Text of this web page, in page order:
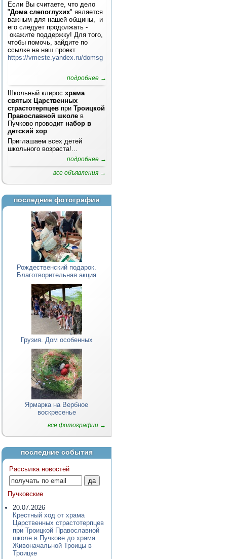
Если Вы считаете, что дело
"Дома слепоглухих" является
важным для нашей общины, и
его следует продолжать -
окажите поддержку! Для того,
чтобы помочь, зайдите по
ссылке на наш проект
https://vmeste.yandex.ru/domsg
подробнее →
Школьный клирос храма
святых Царственных
страстотерпцев при Троицкой
Православной школе в
Пучково проводит набор в
детский хор
Приглашаем всех детей
школьного возраста!...
подробнее →
все объявления →
последние фотографии
Рождественский подарок.
Благотворительная акция
Грузия. Дом особенных
Ярмарка на Вербное
воскресенье
все фотографии →
последние события
Рассылка новостей
Пучковские
20.07.2026
Крестный ход от храма
Царственных страстотерпцев
при Троицкой Православной
школе в Пучкове до храма
Живоначальной Троицы в
Троицке